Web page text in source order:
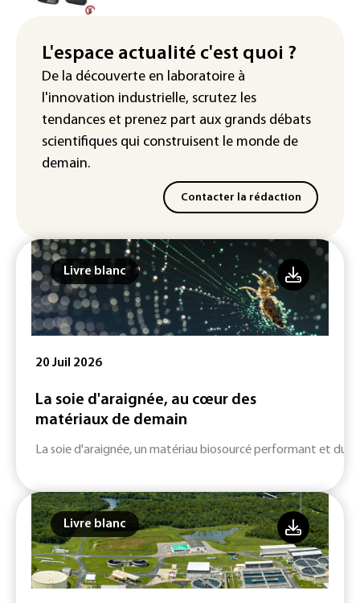
ferroviaire hors norme pour revitaliser
Meta se lance sur le marché des logiciels
écrits par l'IA, dominé par Anthropic et
OpenAI
L'espace actualité c'est quoi ?
De la découverte en laboratoire à
l'innovation industrielle, scrutez les
tendances et prenez part aux grands débats
scientifiques qui construisent le monde de
demain.
Contacter la rédaction
Livre blanc
20 Juil 2026
La soie d'araignée, au cœur des
matériaux de demain
La soie d'araignée, un matériau biosourcé performant et
Livre blanc